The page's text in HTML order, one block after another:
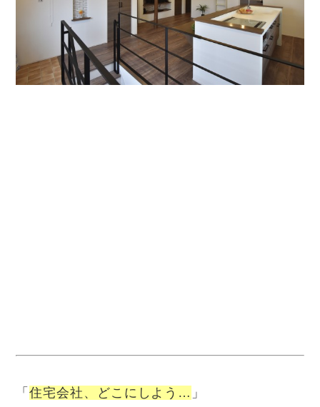
「住宅会社、どこにしよう… 」